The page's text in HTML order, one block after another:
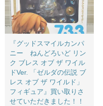
『グッドスマイルカンパ
ニー ねんどろいど ​リン
ク ​ブレス ​オブ ​ザ ​ワイル
ドVer. ​「ゼルダの伝説 ​ブ
レス ​オブ ​ザ ​ワイルド」
フィギュア』買い取りさ
せていただきました！！